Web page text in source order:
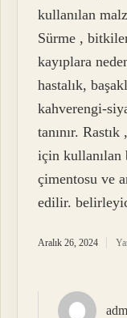
kullanılan
Sürme ,
kayıplara
hastalık,
kahverengi-
tanınır.
için kullanılan
çimentosu ve
edilir.
Aralık 26, 2024